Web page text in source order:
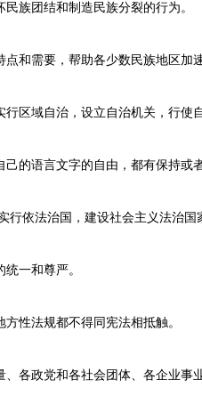
族团结和制造民族分裂的行为。
和需要，帮助各少数民族地区加
域自治，设立自治机关，行使
的语言文字的自由，都有保持或
依法治国，建设社会主义法治国
一和尊严。
性法规都不得同宪法相抵触。
政党和各社会团体、各企业事